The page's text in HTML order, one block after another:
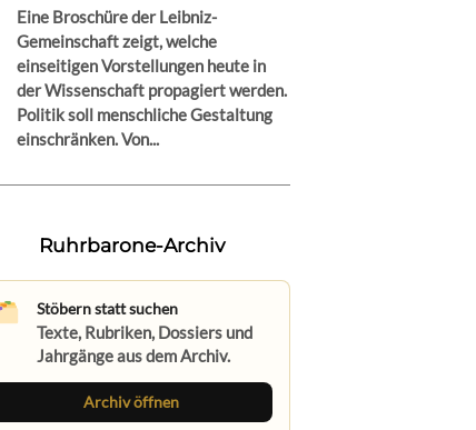
Eine Broschüre der Leibniz-
Gemeinschaft zeigt, welche
einseitigen Vorstellungen heute in
der Wissenschaft propagiert werden.
Politik soll menschliche Gestaltung
einschränken. Von...
Ruhrbarone-Archiv
Stöbern statt suchen
Texte, Rubriken, Dossiers und
Jahrgänge aus dem Archiv.
Archiv öffnen